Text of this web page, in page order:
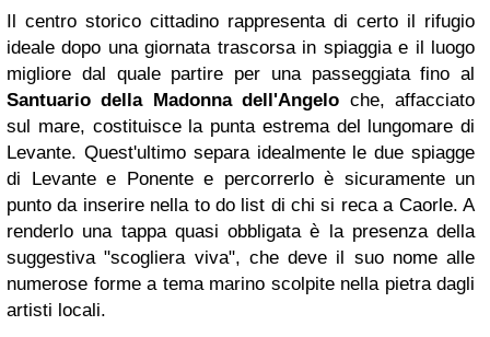
Il centro storico cittadino rappresenta di certo il rifugio
ideale dopo una giornata trascorsa in spiaggia e il luogo
migliore dal quale partire per una passeggiata fino al
Santuario della
Madonnadell'Angelo che, affacciato
sul mare, costituisce la punta estrema del lungomare di
Levante. Quest'ultimo separa idealmente le due spiagge
di Levante e Ponente e percorrerlo è sicuramente un
punto da inserire nella to do list di chi si reca a Caorle. A
renderlo una tappa quasi obbligata è la presenza della
suggestiva "scogliera viva", che deve il suo nome alle
numerose forme a tema marino scolpite nella pietra dagli
artisti locali.